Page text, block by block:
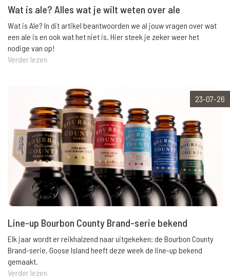
Wat is ale? Alles wat je wilt weten over ale
Wat is Ale? In dit artikel beantwoorden we al jouw vragen over wat
een ale is en ook wat het niet is. Hier steek je zeker weer het
nodige van op!
Verder lezen
23-07-26
Line-up Bourbon County Brand-serie bekend
Elk jaar wordt er reikhalzend naar uitgekeken: de Bourbon County
Brand-serie. Goose Island heeft deze week de line-up bekend
gemaakt.
Verder lezen